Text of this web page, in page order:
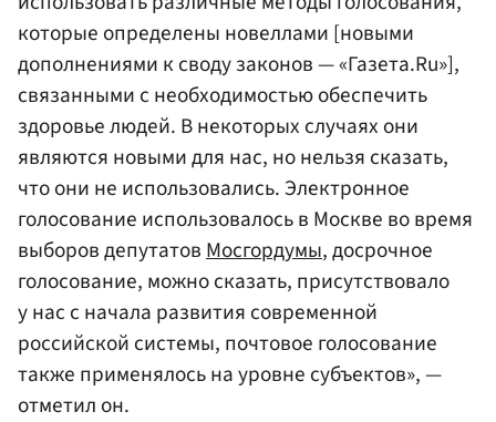
которые определены новеллами [новыми
дополнениями к своду законов — «Газета.Ru»],
связанными с необходимостью обеспечить
здоровье людей. В некоторых случаях они
являются новыми для нас, но нельзя сказать,
что они не использовались. Электронное
голосование использовалось в Москве во время
выборов депутатовМосгордумы, досрочное
голосование, можно сказать, присутствовало
у нас с начала развития современной
российской системы, почтовое голосование
также применялось на уровне субъектов», —
отметил он.